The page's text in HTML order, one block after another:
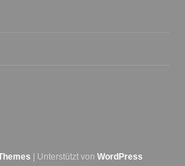
| Unterstützt von WordPress